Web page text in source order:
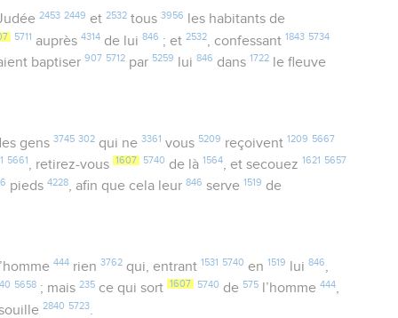
2453 2449 et 2532tous 3956
les habitants de
5711 auprès4314 de lui846 ; et2532 , confessant 1843 5734
baptiser907 5712 par 5259 lui846 dans 1722 le fleuve
gens 3745 302qui ne 3361 vous 5209 reçoivent 1209 5667
5661 , retirez-vous 1607 5740 de là 1564, et secouez 1621 5657
pieds4228, afin que cela leur846 serve 1519 de
444rien 3762qui, entrant 1531 5740 en 1519 lui 846,
5658 ; mais235 ce qui sort 1607 5740 de 575 l’homme444,
2840 5723